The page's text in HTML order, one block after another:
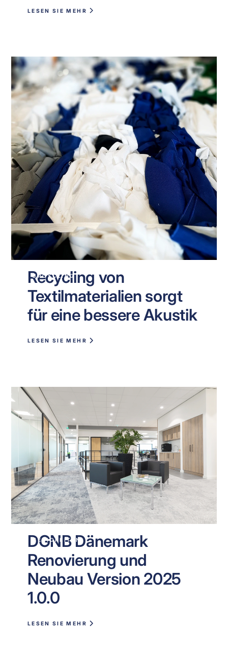
LESEN SIE MEHR
UPCYCLING
Recycling von
Textilmaterialien sorgt
für eine bessere Akustik
LESEN SIE MEHR
NEUIGKEITEN
DGNB Dänemark
Renovierung und
Neubau Version 2025
1.0.0
LESEN SIE MEHR